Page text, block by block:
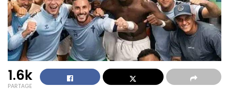
1.6k
PARTAGE